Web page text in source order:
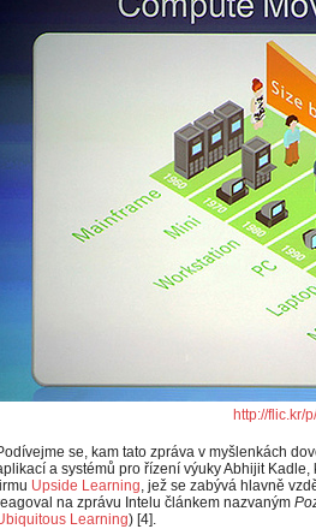
http://flic.kr/
se, kam tato zpráva v myšlenkách
a systémů pro řízení výuky Abhijit
Upside Learning, jež se zabývá hlavně
na zprávu Intelu článkem nazvaným
Learning) [4].